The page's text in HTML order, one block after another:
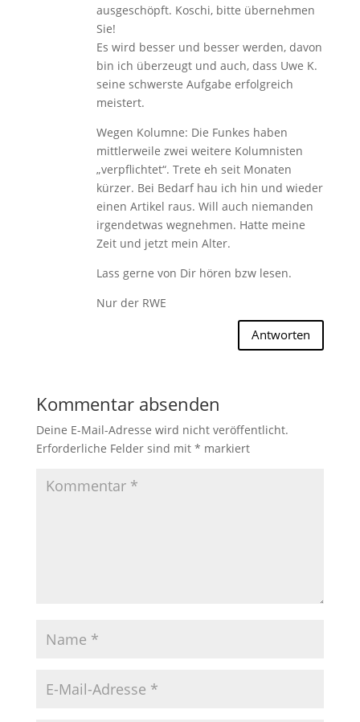
ausgeschöpft. Koschi, bitte übernehmen
Sie!
Es wird besser und besser werden, davon
bin ich überzeugt und auch, dass Uwe K.
seine schwerste Aufgabe erfolgreich
meistert.
Wegen Kolumne: Die Funkes haben
mittlerweile zwei weitere Kolumnisten
„verpflichtet“. Trete eh seit Monaten
kürzer. Bei Bedarf hau ich hin und wieder
einen Artikel raus. Will auch niemanden
irgendetwas wegnehmen. Hatte meine
Zeit und jetzt mein Alter.
Lass gerne von Dir hören bzw lesen.
Nur der RWE
Antworten
Kommentar absenden
Deine E-Mail-Adresse wird nicht veröffentlicht.
Erforderliche Felder sind mit * markiert